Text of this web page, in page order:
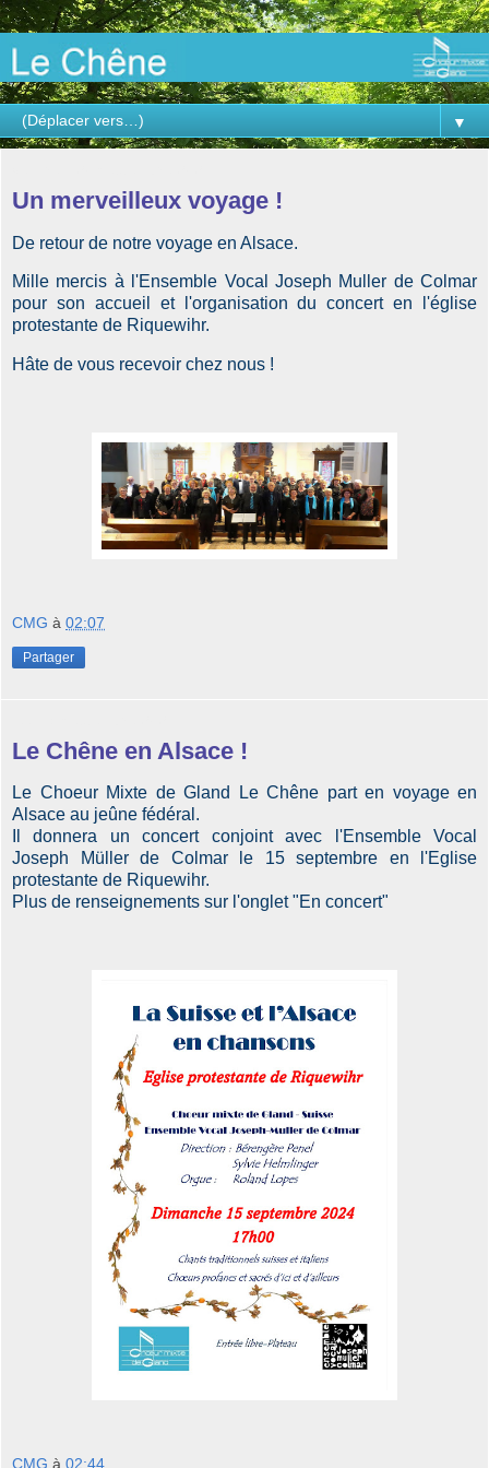
▼
Un merveilleux voyage !
De retour de notre voyage en Alsace.
Mille mercis à l'Ensemble Vocal Joseph Muller de Colmar
pour son accueil et l'organisation du concert en l'église
protestante de Riquewihr.
Hâte de vous recevoir chez nous !
CMG à 02:07
Partager
Le Chêne en Alsace !
Le Choeur Mixte de Gland Le Chêne part en voyage en
Alsace au jeûne fédéral.
Il donnera un concert conjoint avec l'Ensemble Vocal
Joseph Müller de Colmar le 15 septembre en l'Eglise
protestante de Riquewihr.
Plus de renseignements sur l'onglet "En concert"
CMG à 02:44